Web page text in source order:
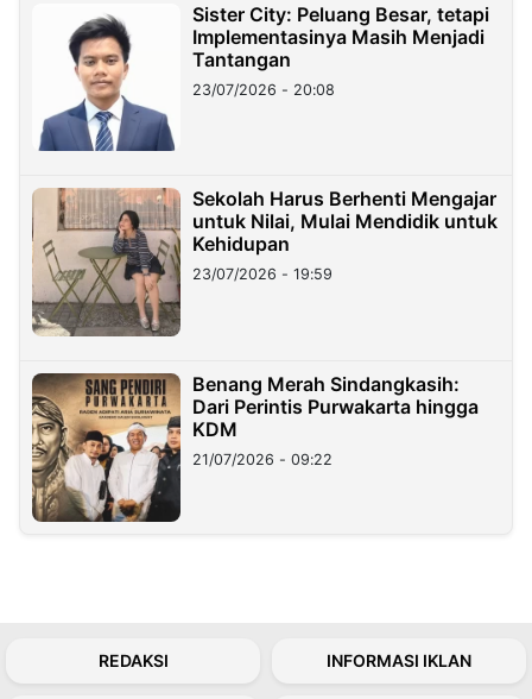
Sister City: Peluang Besar, tetapi
Implementasinya Masih Menjadi
Tantangan
23/07/2026 - 20:08
Sekolah Harus Berhenti Mengajar
untuk Nilai, Mulai Mendidik untuk
Kehidupan
23/07/2026 - 19:59
Benang Merah Sindangkasih:
Dari Perintis Purwakarta hingga
KDM
21/07/2026 - 09:22
REDAKSI INFORMASI IKLAN